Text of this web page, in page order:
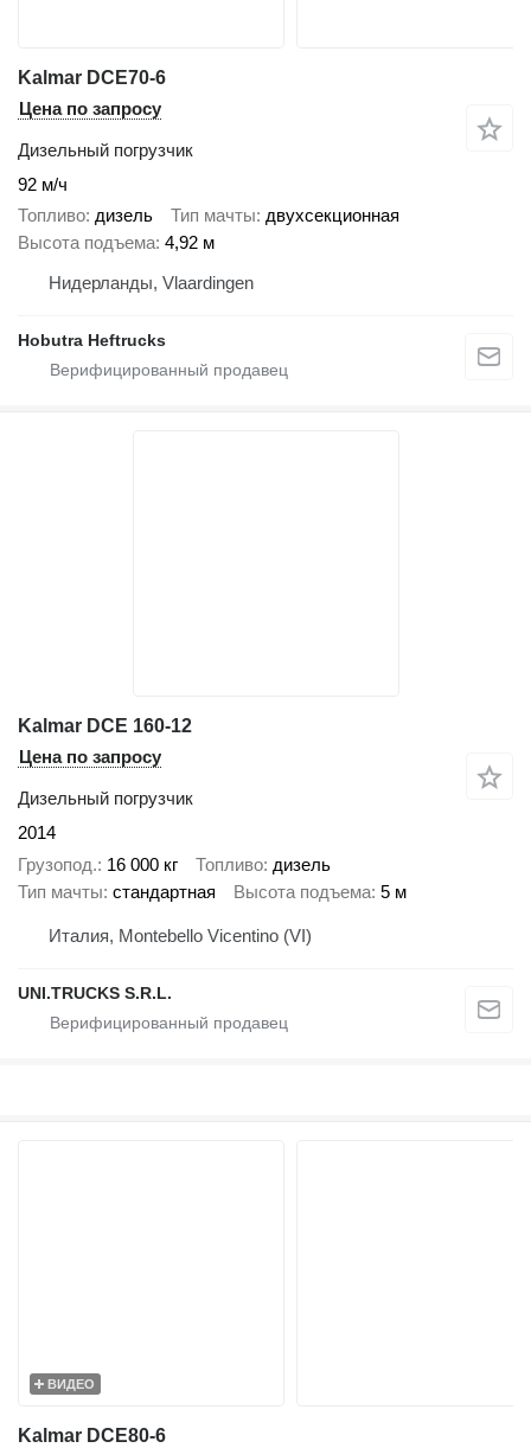
Kalmar DCE70-6
Цена по запросу
Дизельный погрузчик
92 м/ч
Топливо дизель Тип мачты двухсекционная
Высота подъема 4,92 м
Нидерланды, Vlaardingen
Hobutra Heftrucks
Kalmar DCE 160-12
Цена по запросу
Дизельный погрузчик
2014
Грузопод. 16 000 кг Топливо дизель
Тип мачты стандартная Высота подъема 5 м
Италия, Montebello Vicentino (VI)
UNI.TRUCKS S.R.L.
ВИДЕО
Kalmar DCE80-6